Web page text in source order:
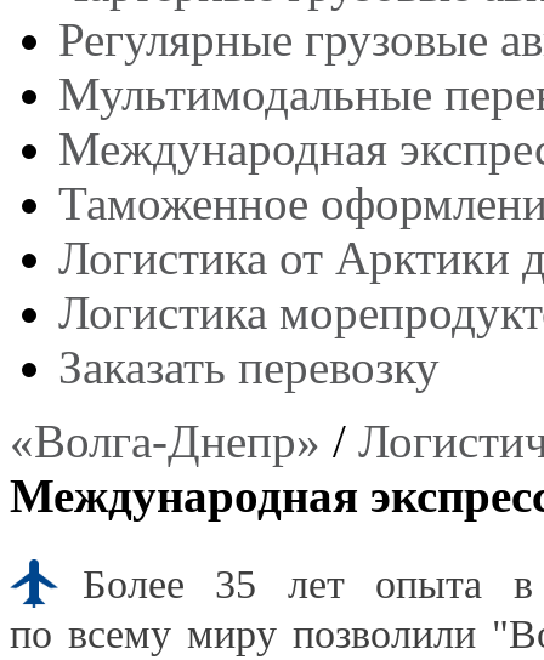
Регулярные грузовые
Мультимодальные
Международная
Таможенное
Логистика от Арктики
Логистика
Заказать перевозку
«Волга-Днепр» /
Международная
Более 35 лет опыта в
по всему миру позволили